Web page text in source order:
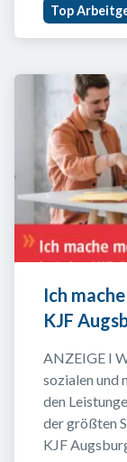
Top
Ich
KJF
ANZEIGE I
sozialen und
den
der größten
KJF